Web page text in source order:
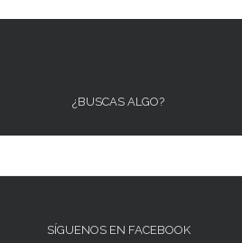
¿BUSCAS ALGO?
SÍGUENOS EN FACEBOOK